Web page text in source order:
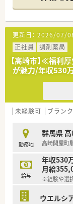
【店舗情報
■井野駅か
イカー通勤
■面対応とし
特定の科目
■1日の処方
人ひとりと
【法人特徴
■創業150
舗以上を展
■ヘルスと
■調剤併設
立性を保ち
【想定され
■入社後は
とOTC販売
■年齢や社
■将来的に
更新日： 2026/07/
正社員
調剤薬局
【高崎市】≪福利
が魅力/年収530
未経験可 ブラン
勤務地
群馬県
高崎問屋町
給与
年収530
月給
※経験や選
ウエルシ